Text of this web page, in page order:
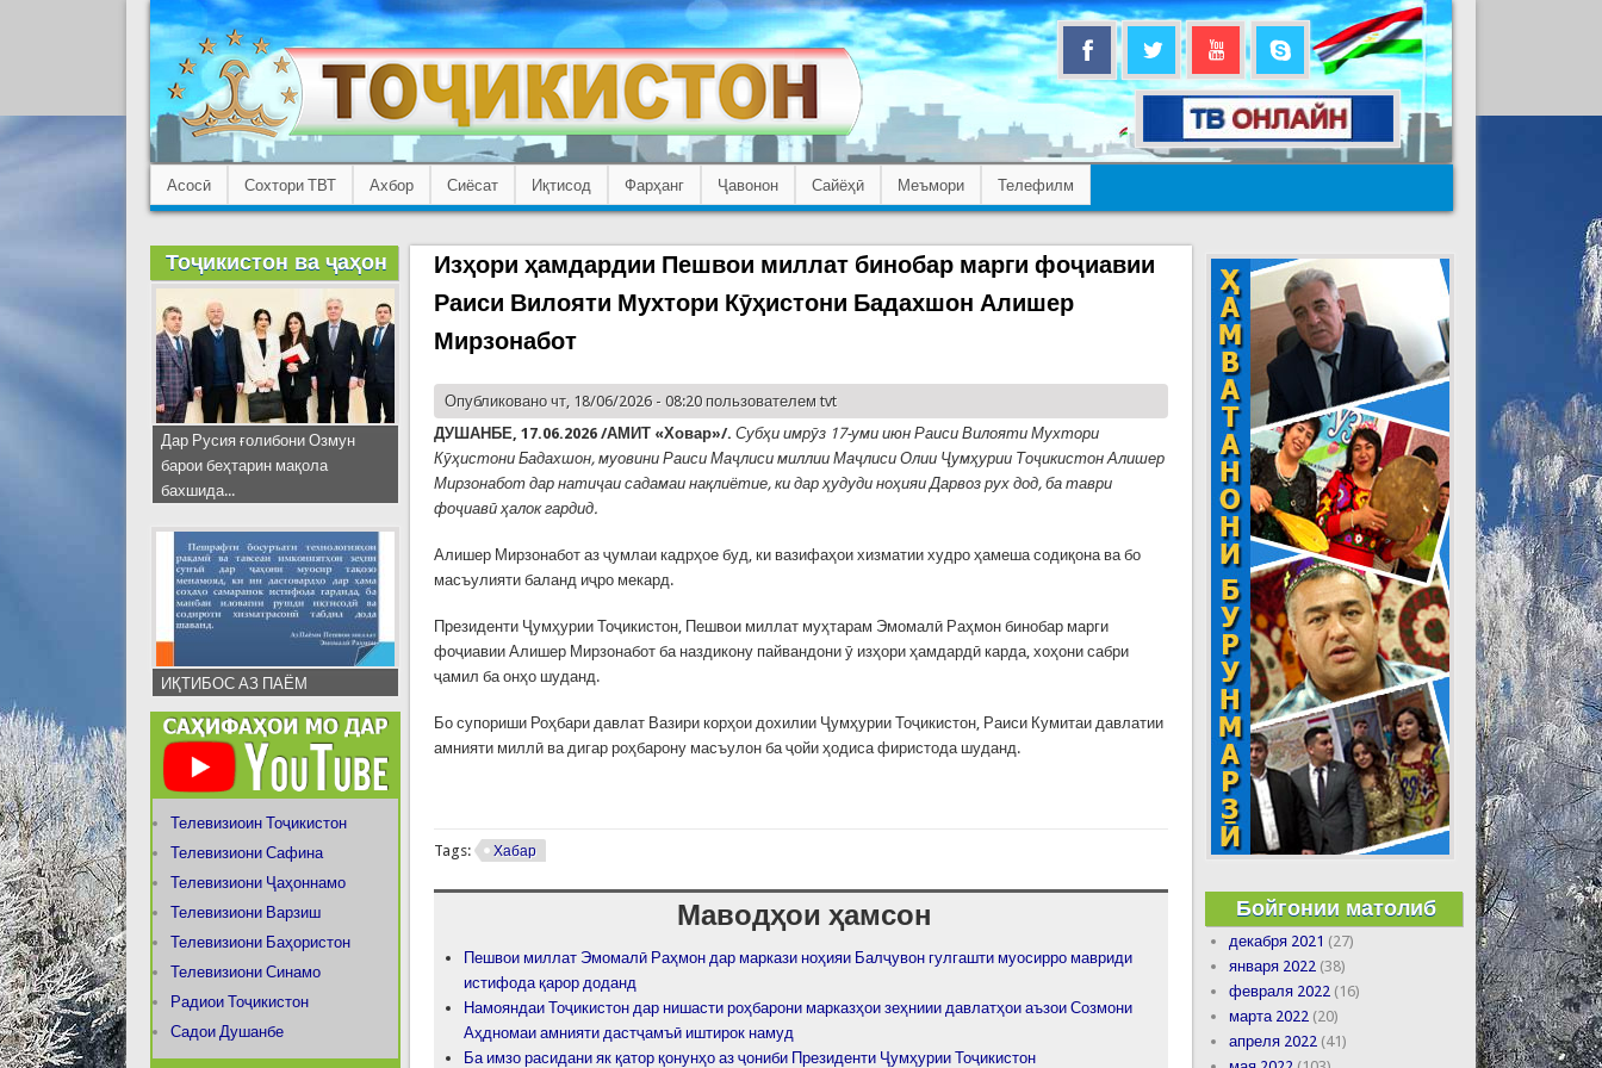
Асосӣ Сохтори ТВТ Ахбор Сиёсат Иқтисод Фарҳанг Ҷавонон Сайёҳӣ Меъмори Телефилм
Изҳори ҳамдардии Пешвои миллат бинобар марги фоҷиавии
Раиси Вилояти Мухтори Кӯҳистони Бадахшон Алишер
Мирзонабот
Опубликовано чт, 18/06/2026 - 08:20 пользователемtvt
ДУШАНБЕ, 17.06.2026 /АМИТ «Ховар»/.Субҳи имрӯз 17-уми июн Раиси Вилояти Мухтори
Кӯҳистони Бадахшон, муовини Раиси Маҷлиси миллии Маҷлиси Олии Ҷумҳурии Тоҷикистон Алишер
Мирзонабот дар натиҷаи садамаи нақлиётие, ки дар ҳудуди ноҳияи Дарвоз рух дод, ба таври
фоҷиавӣ ҳалок гардид.
Алишер Мирзонабот аз ҷумлаи кадрҳое буд, ки вазифаҳои хизматии худро ҳамеша содиқона ва бо
масъулияти баланд иҷро мекард.
Президенти Ҷумҳурии Тоҷикистон, Пешвои миллат муҳтарам Эмомалӣ Раҳмон бинобар марги
фоҷиавии Алишер Мирзонабот ба наздикону пайвандони ӯ изҳори ҳамдардӣ карда, хоҳони сабри
ҷамил ба онҳо шуданд.
Бо супориши Роҳбари давлат Вазири корҳои дохилии Ҷумҳурии Тоҷикистон, Раиси Кумитаи давлатии
амнияти миллӣ ва дигар роҳбарону масъулон ба ҷойи ҳодиса фиристода шуданд.
Tags: Хабар
Маводҳои ҳамсон
Пешвои миллат Эмомалӣ Раҳмон дар маркази ноҳияи Балҷувон гулгашти муосирро мавриди
истифода қарор доданд
Намояндаи Тоҷикистон дар нишасти роҳбарони марказҳои зеҳниии давлатҳои аъзои Созмони
Аҳдномаи амнияти дастҷамъӣ иштирок намуд
Ба имзо расидани як қатор қонунҳо аз ҷониби Президенти Ҷумҳурии Тоҷикистон
Тоҷикистон ва ҷаҳон
Дар Русия ғолибони Озмун
барои беҳтарин мақола
бахшида...
ИҚТИБОС АЗ ПАЁМ
Телевизиоин Тоҷикистон
Телевизиони Сафина
Телевизиони Ҷаҳоннамо
Телевизиони Варзиш
Телевизиони Баҳористон
Телевизиони Синамо
Радиои Тоҷикистон
Садои Душанбе
Бойгонии матолиб
декабря 2021 (27)
января 2022 (38)
февраля 2022 (16)
марта 2022 (20)
апреля 2022 (41)